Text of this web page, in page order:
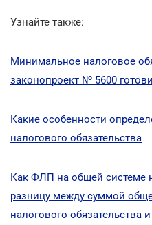
Узнайте также:
Минимальное налоговое
законопроект № 5600
Какие особенности
налогового обязательства
Как ФЛП на общей системе
разницу между суммой
налогового